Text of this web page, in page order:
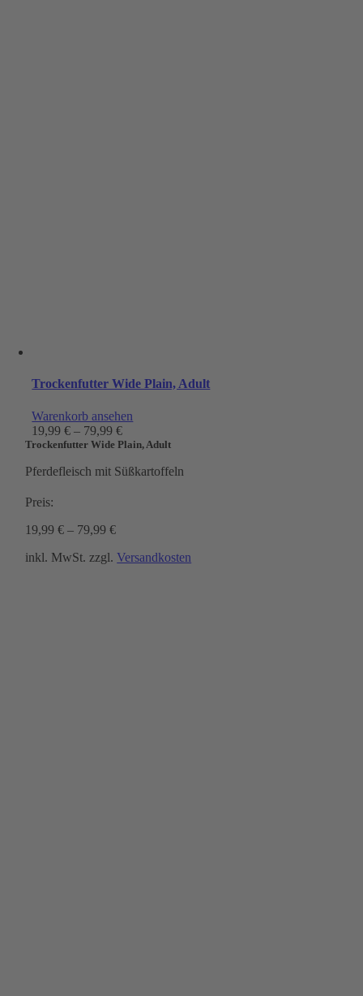
Trockenfutter Wide Plain, Adult
Warenkorb ansehen
19,99€ – 79,99€
Trockenfutter Wide Plain, Adult
Pferdefleisch mit Süßkartoffeln
Preis:
19,99€ – 79,99€
inkl. MwSt. zzgl.Versandkosten